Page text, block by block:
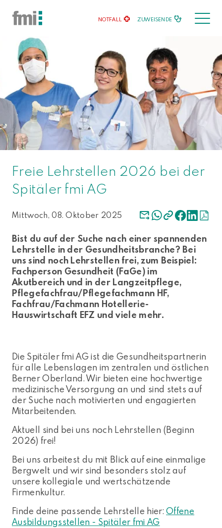
NOTFALL ZUWEISENDE
Freie Lehrstellen 2026 bei der
Spitäler fmi AG
Mittwoch, 08. Oktober 2025
Bist du auf der Suche nach einer spannenden
Lehrstelle in der Gesundheitsbranche? Bei
uns sind noch Lehrstellen frei, zum Beispiel:
Fachperson Gesundheit (FaGe) im
Akutbereich und in der Langzeitpflege,
Pflegefachfrau/Pflegefachmann HF,
Fachfrau/Fachmann Hotellerie-
Hauswirtschaft EFZ und viele mehr.
Die Spitäler fmi AG ist die Gesundheitspartnerin
für alle Lebenslagen im zentralen und östlichen
Berner Oberland. Wir bieten eine hochwertige
medizinische Versorgung an und sind stets auf
der Suche nach motivierten und engagierten
Mitarbeitenden.
Aktuell sind bei uns noch Lehrstellen (Beginn
2026) frei!
Bei uns arbeitest du mit Blick auf eine einmalige
Bergwelt und wir sind besonders stolz auf
unsere kollegiale und wertschätzende
Firmenkultur.
Finde deine passende Lehrstelle hier:Offene
Ausbildungsstellen - Spitäler fmi AG